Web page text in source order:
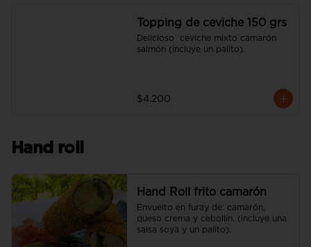
Topping de ceviche 150 grs
Delicioso  ceviche mixto camarón
salmón (incluye un palito).
$4.200
Hand roll
Hand Roll frito camarón
Envuelto en furay de: camarón,
queso crema y cebollín. (incluye una
salsa soya y un palito).